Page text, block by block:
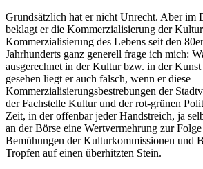
Grundsätzlich hat er nicht Unrecht. Aber im
beklagt er die Kommerzialisierung der
Kommerzialisierung des Lebens seit den
Jahrhunderts ganz generell frage ich mich:
ausgerechnet in der Kultur bzw. in der Kunst
gesehen liegt er auch falsch, wenn er diese
Kommerzialisierungsbestrebungen der
der Fachstelle Kultur und der rot-grünen
Zeit, in der offenbar jeder Handstreich, ja
an der Börse eine Wertvermehrung zur
Bemühungen der Kulturkommissionen und
Tropfen auf einen überhitzten Stein.